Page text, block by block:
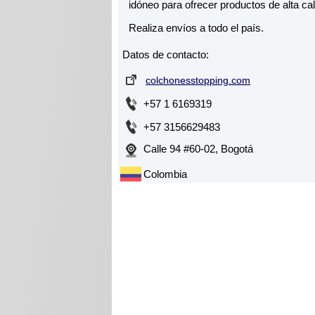
idóneo para ofrecer productos de alta
Realiza envíos a todo el país.
Datos de contacto:
colchonesstopping.com
+57 1 6169319
+57 3156629483
Calle 94 #60-02, Bogotá
Colombia